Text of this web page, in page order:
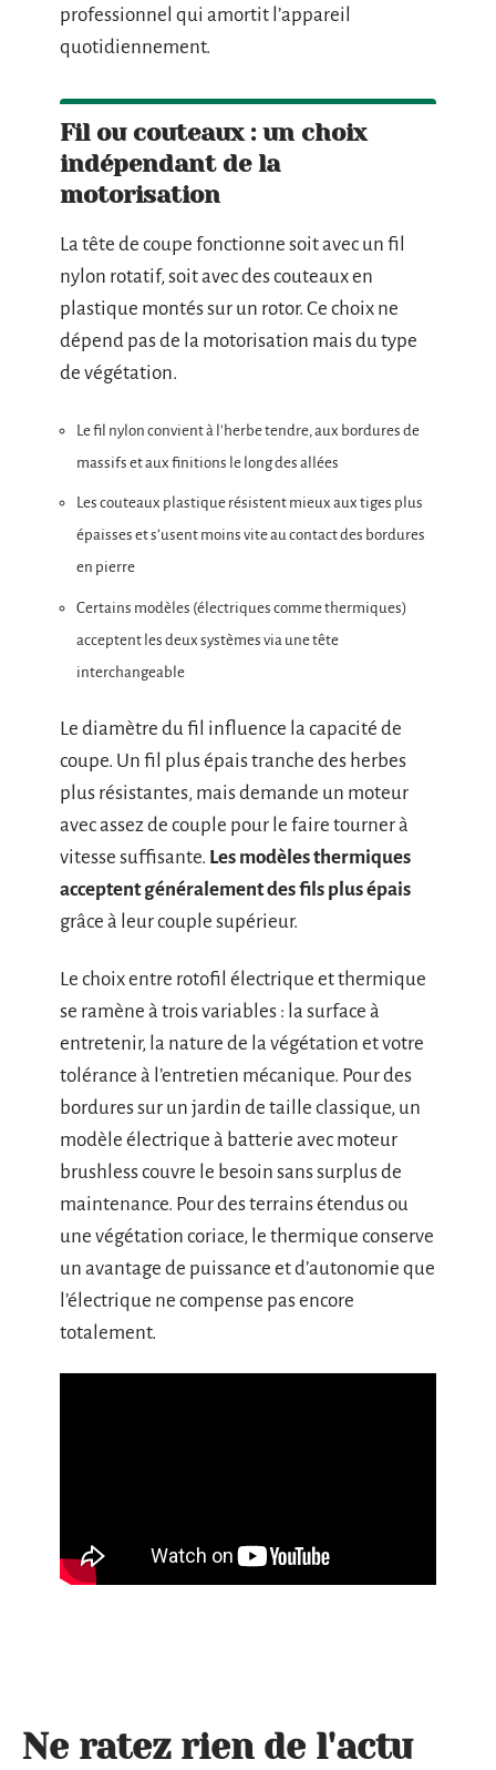
professionnel qui amortit l’appareil
quotidiennement.
Fil ou couteaux : un choix
indépendant de la
motorisation
La tête de coupe fonctionne soit avec un fil
nylon rotatif, soit avec des couteaux en
plastique montés sur un rotor. Ce choix ne
dépend pas de la motorisation mais du type
de végétation.
Le fil nylon convient à l’herbe tendre, aux bordures de
massifs et aux finitions le long des allées
Les couteaux plastique résistent mieux aux tiges plus
épaisses et s’usent moins vite au contact des bordures
en pierre
Certains modèles (électriques comme thermiques)
acceptent les deux systèmes via une tête
interchangeable
Le diamètre du fil influence la capacité de
coupe. Un fil plus épais tranche des herbes
plus résistantes, mais demande un moteur
avec assez de couple pour le faire tourner à
vitesse suffisante. Les modèles thermiques
acceptent généralement des fils plus épais
grâce à leur couple supérieur.
Le choix entre rotofil électrique et thermique
se ramène à trois variables : la surface à
entretenir, la nature de la végétation et votre
tolérance à l’entretien mécanique. Pour des
bordures sur un jardin de taille classique, un
modèle électrique à batterie avec moteur
brushless couvre le besoin sans surplus de
maintenance. Pour des terrains étendus ou
une végétation coriace, le thermique conserve
un avantage de puissance et d’autonomie que
l’électrique ne compense pas encore
totalement.
Ne ratez rien de l'actu